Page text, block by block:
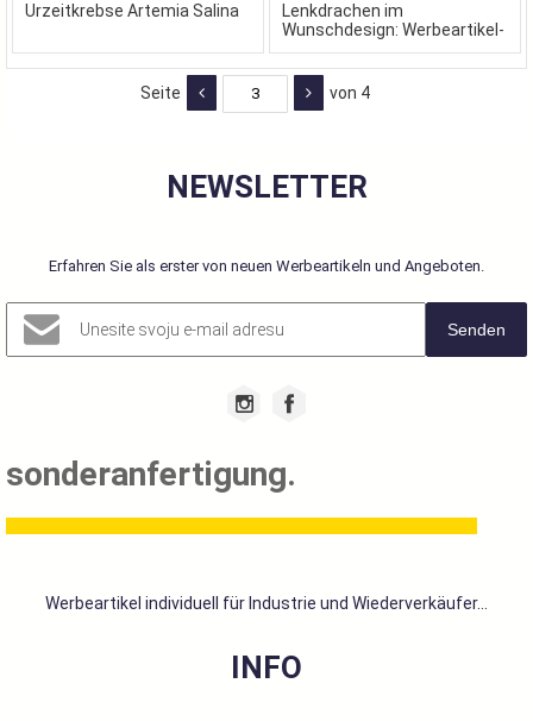
Urzeitkrebse Artemia Salina
Lenkdrachen im
Wunschdesign: Werbeartikel-
Stuntkite
Seite von 4
NEWSLETTER
Erfahren Sie als erster von neuen Werbeartikeln und Angeboten.
Senden
sonderanfertigung.
Werbeartikel individuell für Industrie und Wiederverkäufer...
INFO